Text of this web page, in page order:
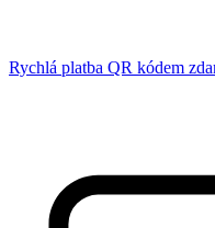
Rychlá platba QR kódem